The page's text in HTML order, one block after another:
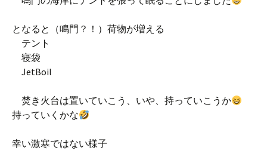
となると（鳴門？！）荷物が増える
テント
寝袋
JetBoil
焚き火台は置いていこう、いや、持っていこうか
持っていくかな
幸い激寒ではない様子